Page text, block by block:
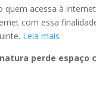
acessa à
com essa
Leia mais
perde